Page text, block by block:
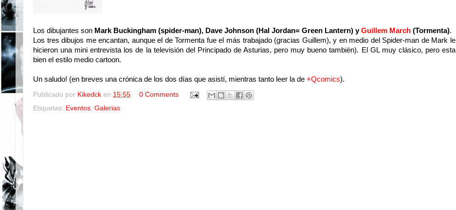
Los dibujantes son Mark Buckingham (spider-man), Dave Johnson (Hal Jordan= Green Lantern) yGuillem March (Tormenta).
Los tres dibujos me encantan, aunque el de Tormenta fue el más trabajado (gracias Guillem), y en medio del Spider-man de Mark le
hicieron una mini entrevista los de la televisión del Principado de Asturias, pero muy bueno también). El GL muy clásico, pero esta
bien el estilo medio cartoon.
Un saludo! (en breves una crónica de los dos días que asistí, mientras tanto leer la de +Qcomics).
Publicado por Kikedck en 15:55
0 Comments
Etiquetas: Eventos, Galerias